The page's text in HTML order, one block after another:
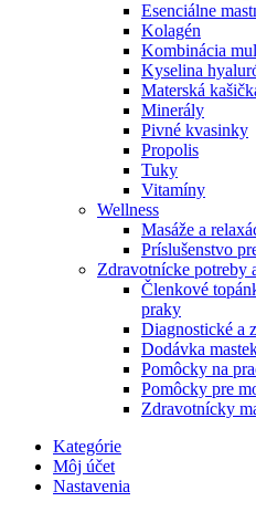
Esenciálne
Kolagén
Kombinácia
Kyselina
Materská
Minerály
Pivné kvasinky
Propolis
Tuky
Vitamíny
Wellness
Masáže a
Príslušenstvo
Zdravotnícke potreby
Členkové
praky
Diagnostické a
Dodávka
Pomôcky na
Pomôcky pre
Zdravotnícky
Kategórie
Môj účet
Nastavenia